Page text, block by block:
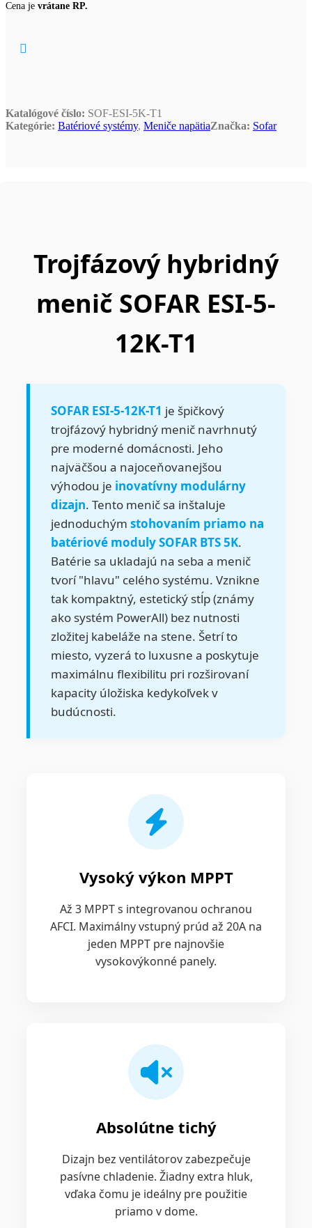
Cena je vrátane RP.
Katalógové číslo: SOF-ESI-5K-T1
Kategórie: Batériové systémy, Meniče napätiaZnačka: Sofar
Trojfázový hybridný
menič SOFAR ESI-5-
12K-T1
SOFAR ESI-5-12K-T1 je špičkový
trojfázový hybridný menič navrhnutý
pre moderné domácnosti. Jeho
najväčšou a najoceňovanejšou
výhodou je inovatívny modulárny
dizajn. Tento menič sa inštaluje
jednoduchým stohovaním priamo na
batériové moduly SOFAR BTS 5K.
Batérie sa ukladajú na seba a menič
tvorí "hlavu" celého systému. Vznikne
tak kompaktný, estetický stĺp (známy
ako systém PowerAll) bez nutnosti
zložitej kabeláže na stene. Šetrí to
miesto, vyzerá to luxusne a poskytuje
maximálnu flexibilitu pri rozširovaní
kapacity úložiska kedykoľvek v
budúcnosti.
Vysoký výkon MPPT
Až 3 MPPT s integrovanou ochranou
AFCI. Maximálny vstupný prúd až 20A na
jeden MPPT pre najnovšie
vysokovýkonné panely.
Absolútne tichý
Dizajn bez ventilátorov zabezpečuje
pasívne chladenie. Žiadny extra hluk,
vďaka čomu je ideálny pre použitie
priamo v dome.